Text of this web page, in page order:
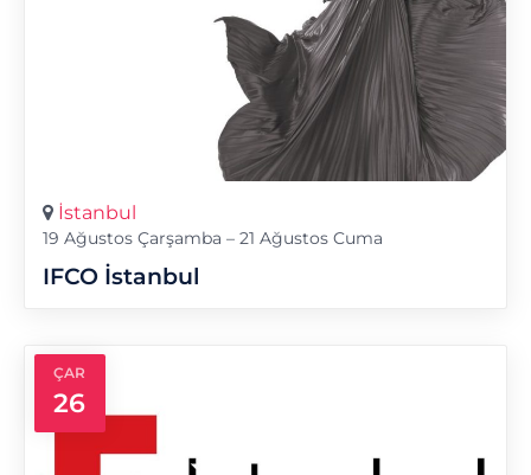
19 Ağustos Çarşamba – 21 Ağustos Cuma
IFCO İstanbul
İstanbul
ÇAR
26